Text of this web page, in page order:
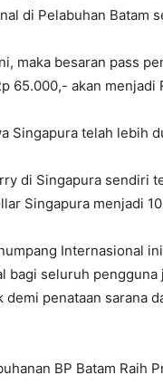
di Pelabuhan Batam
maka besaran pass
65.000,- akan menjadi
Singapura telah lebih
di Singapura sendiri
Singapura menjadi
Internasional
bagi seluruh
penataan sarana
BP Batam Raih